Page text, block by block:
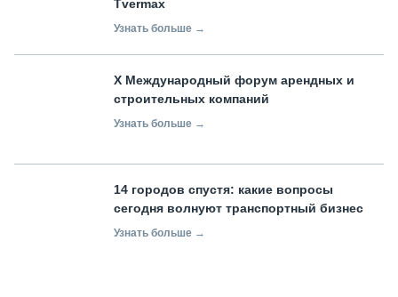
Tvermax
Узнать больше →
X Международный форум арендных и
строительных компаний
Узнать больше →
14 городов спустя: какие вопросы
сегодня волнуют транспортный бизнес
Узнать больше →